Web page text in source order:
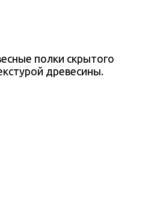
полки скрытого
древесины.